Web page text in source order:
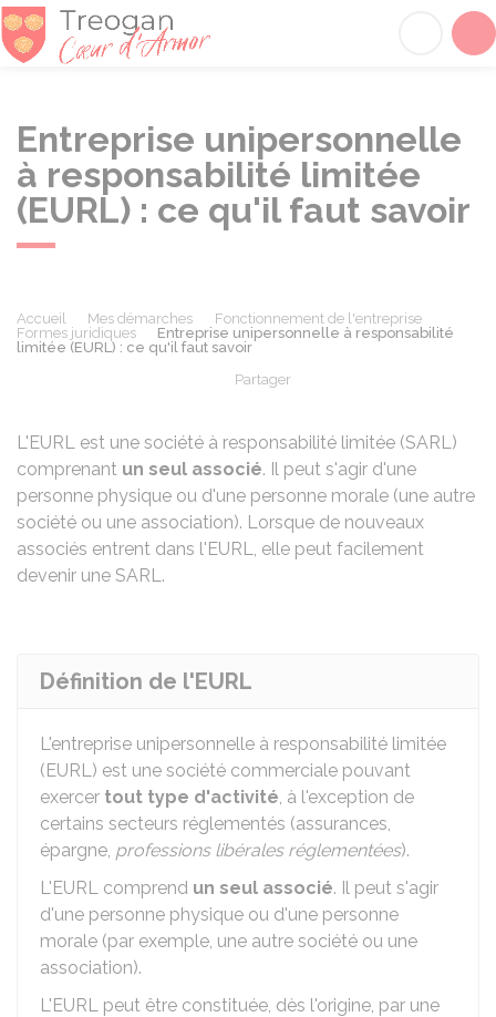
Entreprise unipersonnelle
à responsabilité limitée
(EURL) : ce qu'il faut savoir
Accueil Mes démarches
Fonctionnement de l'entreprise
Formes juridiques
Entreprise unipersonnelle à responsabilité
limitée (EURL) : ce qu'il faut savoir
Partager
L'EURL est une société à responsabilité limitée (SARL)
comprenant un seul associé. Il peut s'agir d'une
personne physique ou d'une personne morale (une autre
société ou une association). Lorsque de nouveaux
associés entrent dans l'EURL, elle peut facilement
devenir une SARL.
Définition de l'EURL
L'entreprise unipersonnelle à responsabilité limitée
(EURL) est une société commerciale pouvant
exercer tout type d'activité, à l'exception de
certains secteurs réglementés (assurances,
épargne, professions libérales réglementées).
L'EURL comprend un seul associé. Il peut s'agir
d'une personne physique ou d'une personne
morale (par exemple, une autre société ou une
association).
L'EURL peut être constituée, dès l'origine, par une